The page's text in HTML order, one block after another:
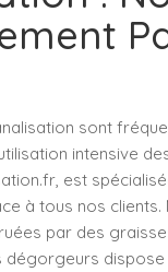
sont
intensive
est
à tous nos
par des
dégorgeurs